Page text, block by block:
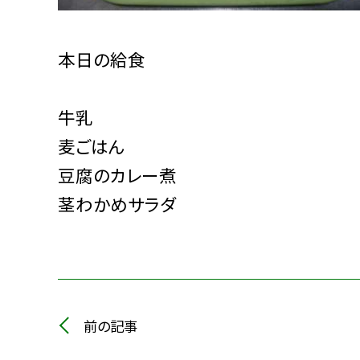
本日の給食
牛乳
麦ごはん
豆腐のカレー煮
茎わかめサラダ
前の記事